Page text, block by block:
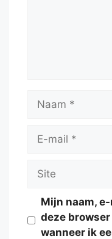
Naam
Site
Mijn naam,
deze
wanneer ik